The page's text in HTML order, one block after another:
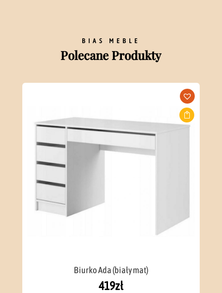
BIAS MEBLE
Polecane Produkty
Biurko Ada (biały mat)
419zł